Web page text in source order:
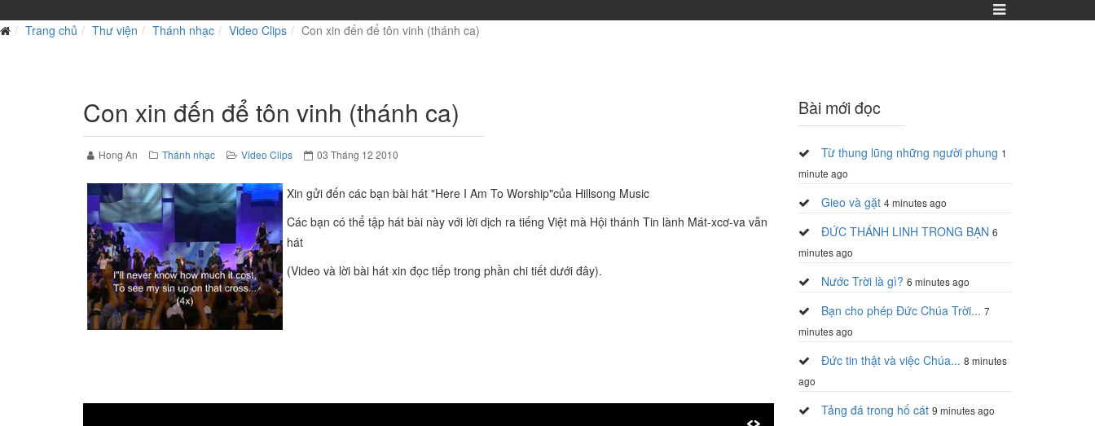
Trang chủ Thư viện Thánh nhạc Video Clips Con xin đến để tôn vinh (thánh ca)
Con xin đến để tôn vinh (thánh ca)
Hong An Thánh nhạc Video Clips 03 Tháng 12 2010
Xin gửi đến các bạn bài hát "Here I Am To Worship"của Hillsong Music
Các bạn có thể tập hát bài này với lời dịch ra tiếng Việt mà Hội thánh Tin lành Mát-xcơ-va vẫn
hát
(Video và lời bài hát xin đọc tiếp trong phần chi tiết dưới đây).
Bài mới đọc
Từ thung lũng những người phung 1
minute ago
Gieo và gặt 4 minutes ago
ĐỨC THÁNH LINH TRONG BẠN 6
minutes ago
Nước Trời là gì? 6 minutes ago
Bạn cho phép Đức Chúa Trời... 7
minutes ago
Đức tin thật và việc Chúa... 8 minutes
ago
Tảng đá trong hố cát 9 minutes ago